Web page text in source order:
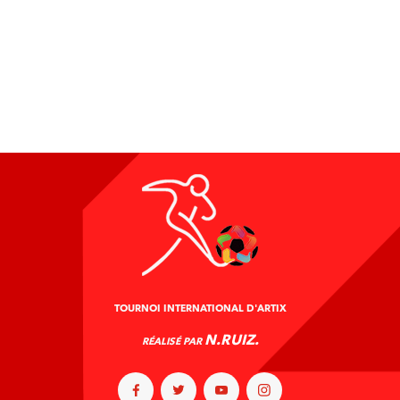
TOURNOI INTERNATIONAL D'ARTIX
RÉALISÉ PAR N.RUIZ.